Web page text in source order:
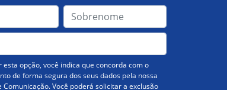
esta opção, você indica que concorda com o
de forma segura dos seus dados pela nossa
Comunicação. Você poderá solicitar a exclusão